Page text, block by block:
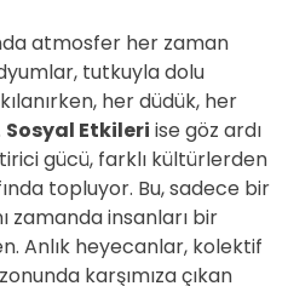
atmosfer her zaman
tutkuyla dolu
her düdük, her
Sosyal Etkileri ise göz ardı
gücü, farklı kültürlerden
topluyor. Bu, sadece bir
zamanda insanları bir
Anlık heyecanlar, kolektif
karşımıza çıkan